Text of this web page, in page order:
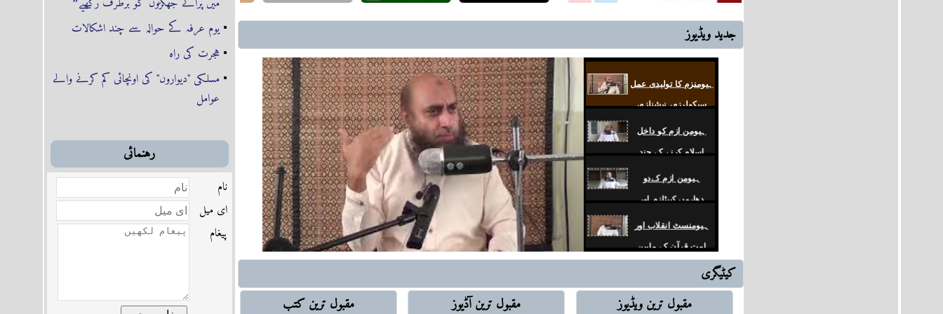
یوم عرفہ کے حوالہ سے چند اشکالات
ہجرت کی راہ
مسلکی "دیواروں" کی اونچائی کم کرنے والے
عوامل
رہنمائى
نام
اى ميل
پیغام
رافضہ کی تکفیر و عدم تکفیر، ہر دو اہل سنت کا
ایقاظ اِس آگ کو بجھانے کیلئے آواز اٹھاتا چلا آ رہا
ہے
شیعہ سٹوڈنٹ کے ساتھ دوستی، شادی بیاہ
ہوشیار باش.. بیرونی ہتھکنڈے اور شیعہ سنی فساد
شیعہ سنی تصادم میں ابن تیمیہؒ کو ملوث کرنا!
خلافتِ راشدہ کے بعد کے اسلامی ادوار، متوازن
سوچ کی ضرورت
خلافت و ملوکیت.. ’تھیوکریسی‘ اور ’ڈیموکریسی‘ ہردو
شرک کی نفی
لبنان تا خلیج ِعدن ایرانی عزائم
جديد ويڈيوز
اشارات قرآنی سیریز
حلقہ1
ہیومنزم کا تولیدی عمل
سیکولرزم، نیشنلزم،
لبرلزم
ہیومن ازم کو داخل
اسلام کرنے کے چند
مظاہر
ہیومن ازم کےدو
دھاروں کیپٹلزم اور
کمیونزم کی جنگ
ہیومنسٹ انقلاب اور
امتِ قرآن کے مابین
کیٹیگری
مقبول ترین کتب
مقبول ترین آڈيوز مقبول ترین ويڈيوز